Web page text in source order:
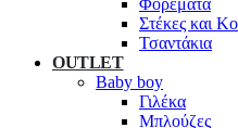
Φορέματα
Στέκες και
Τσαντάκια
OUTLET
Baby boy
Γιλέκα
Μπλούζες